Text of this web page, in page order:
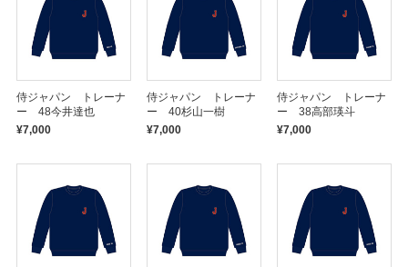
侍ジャパン トレーナ
ー 48今井達也
¥7,000
侍ジャパン トレーナ
ー 40杉山一樹
¥7,000
侍ジャパン トレーナ
ー 38高部瑛斗
¥7,000